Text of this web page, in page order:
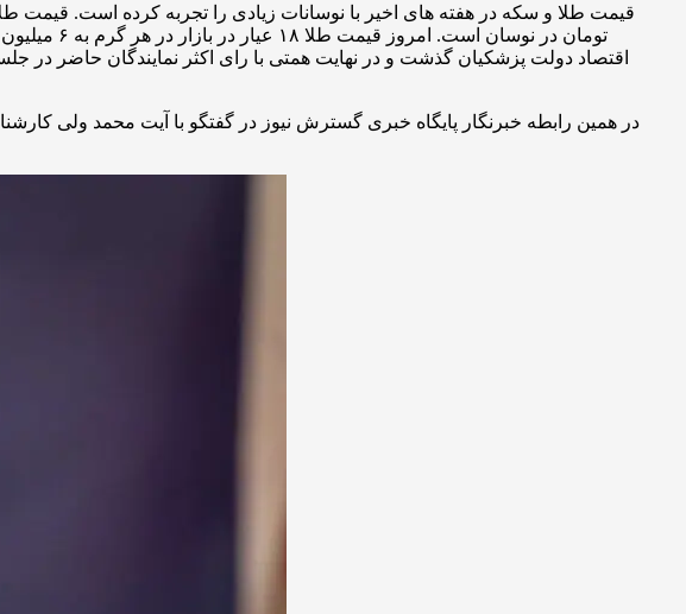
اقتصاد دولت پزشکیان گذشت و در نهایت همتی با رای اکثر نمایندگان حاضر در
در همین رابطه خبرنگار پایگاه خبری گسترش نیوز در گفتگو با آیت محمد ولی